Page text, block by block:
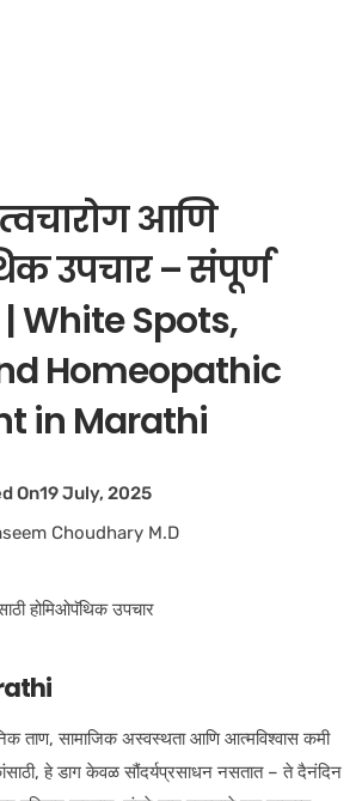
आणि
उपचार – संपूर्ण
| White Spots,
Homeopathic
in Marathi
On19 July, 2025
Choudhary M.D
ताण, सामाजिक अस्वस्थता आणि आत्मविश्वास कमी
हे डाग केवळ सौंदर्यप्रसाधन नसतात – ते दैनंदिन